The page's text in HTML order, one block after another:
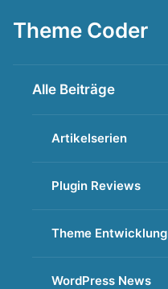
Inhalt
Theme Coder
Alle Beiträge
Artikelserien
Plugin Reviews
Theme Entwicklung
WordPress News